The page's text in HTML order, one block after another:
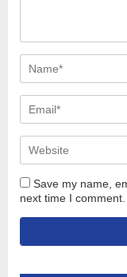
Save my name,
next time I comment.